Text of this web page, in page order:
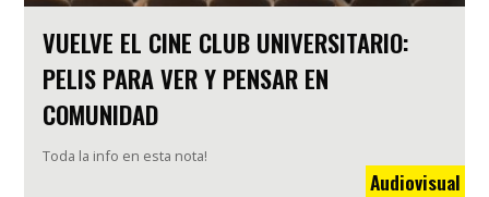
VUELVE EL CINE CLUB UNIVERSITARIO:
PELIS PARA VER Y PENSAR EN
COMUNIDAD
Toda la info en esta nota!
Audiovisual